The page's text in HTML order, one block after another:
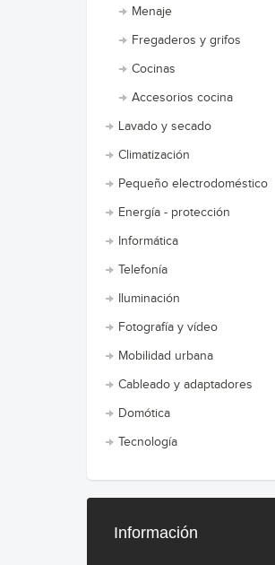
Menaje
Fregaderos y grifos
Cocinas
Accesorios cocina
Lavado y secado
Climatización
Pequeño electrodoméstico
Energía - protección
Informática
Telefonía
Iluminación
Fotografía y vídeo
Mobilidad urbana
Cableado y adaptadores
Domótica
Tecnología
Información